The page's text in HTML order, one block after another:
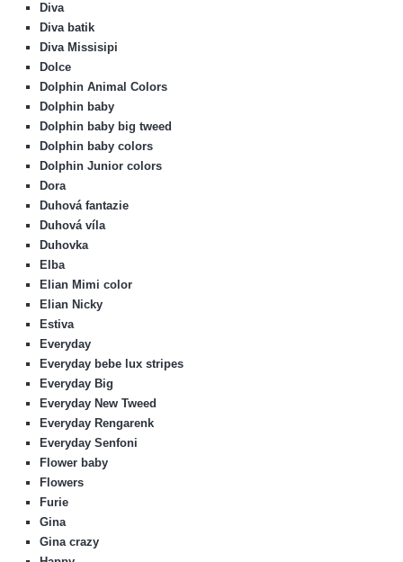
Diva
Diva batik
Diva Missisipi
Dolce
Dolphin Animal Colors
Dolphin baby
Dolphin baby big tweed
Dolphin baby colors
Dolphin Junior colors
Dora
Duhová fantazie
Duhová víla
Duhovka
Elba
Elian Mimi color
Elian Nicky
Estiva
Everyday
Everyday bebe lux stripes
Everyday Big
Everyday New Tweed
Everyday Rengarenk
Everyday Senfoni
Flower baby
Flowers
Furie
Gina
Gina crazy